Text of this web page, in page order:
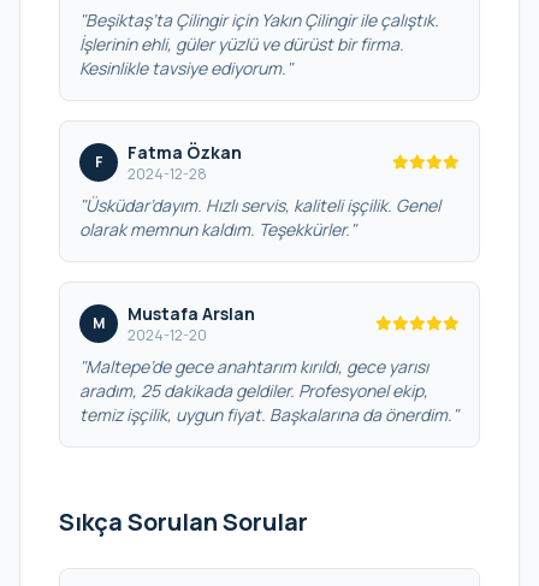
"Beşiktaş’ta Çilingir için Yakın Çilingir ile çalıştık.
İşlerinin ehli, güler yüzlü ve dürüst bir firma.
Kesinlikle tavsiye ediyorum."
F Fatma Özkan
2024-12-28
"Üsküdar’dayım. Hızlı servis, kaliteli işçilik. Genel
olarak memnun kaldım. Teşekkürler."
M Mustafa Arslan
2024-12-20
"Maltepe’de gece anahtarım kırıldı, gece yarısı
aradım, 25 dakikada geldiler. Profesyonel ekip,
temiz işçilik, uygun fiyat. Başkalarına da önerdim."
Sıkça Sorulan Sorular